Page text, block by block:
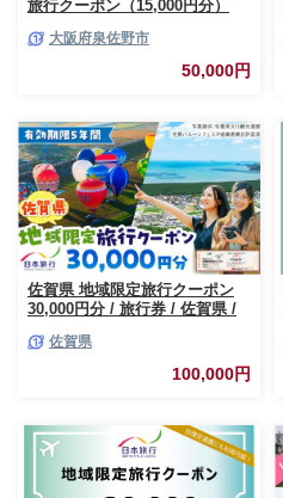
旅行クーポン（15,000円分）
050F082
大阪府泉佐野市
50,000円
佐賀県 地域限定旅行クーポン
30,000円分 / 旅行券 / 佐賀県 /
佐賀県
100,000円